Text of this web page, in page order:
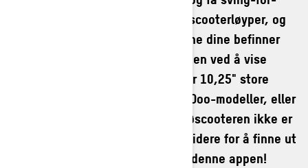
sving-navigasjon i offisielle snøscooterløyper, og
du kan til og med se hvor vennene dine befinner
seg på et kart. Du kan bruke appen ved å vise
telefonskjermen på den 7,8" eller 10,25" store
berøringsskjermen på visse Ski-Doo-modeller, eller
som en frittstående app hvis snøscooteren ikke er
utstyrt med en slik skjerm. Les videre for å finne ut
hvordan du får mest mulig ut av denne appen!